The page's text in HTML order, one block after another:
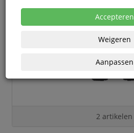
2 artikelen
Accepteren
Weigeren
Aanpassen